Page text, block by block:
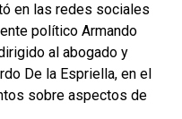
en las redes sociales
político Armando
al abogado y
De la Espriella, en el
sobre aspectos de